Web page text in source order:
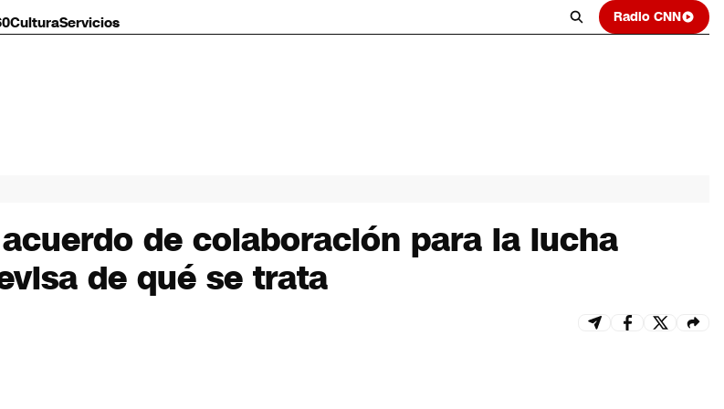
CulturaServicios Radio CNN
de colaboración para la lucha
de qué se trata